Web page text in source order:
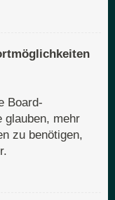
Board-
glauben, mehr
zu benötigen,